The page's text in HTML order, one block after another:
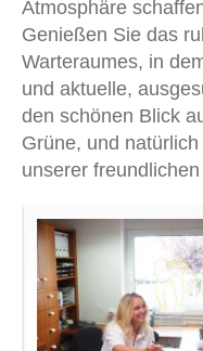
Atmosphäre
Genießen Sie das
Warteraumes, in
und aktuelle,
den schönen Blick
Grüne, und
unserer